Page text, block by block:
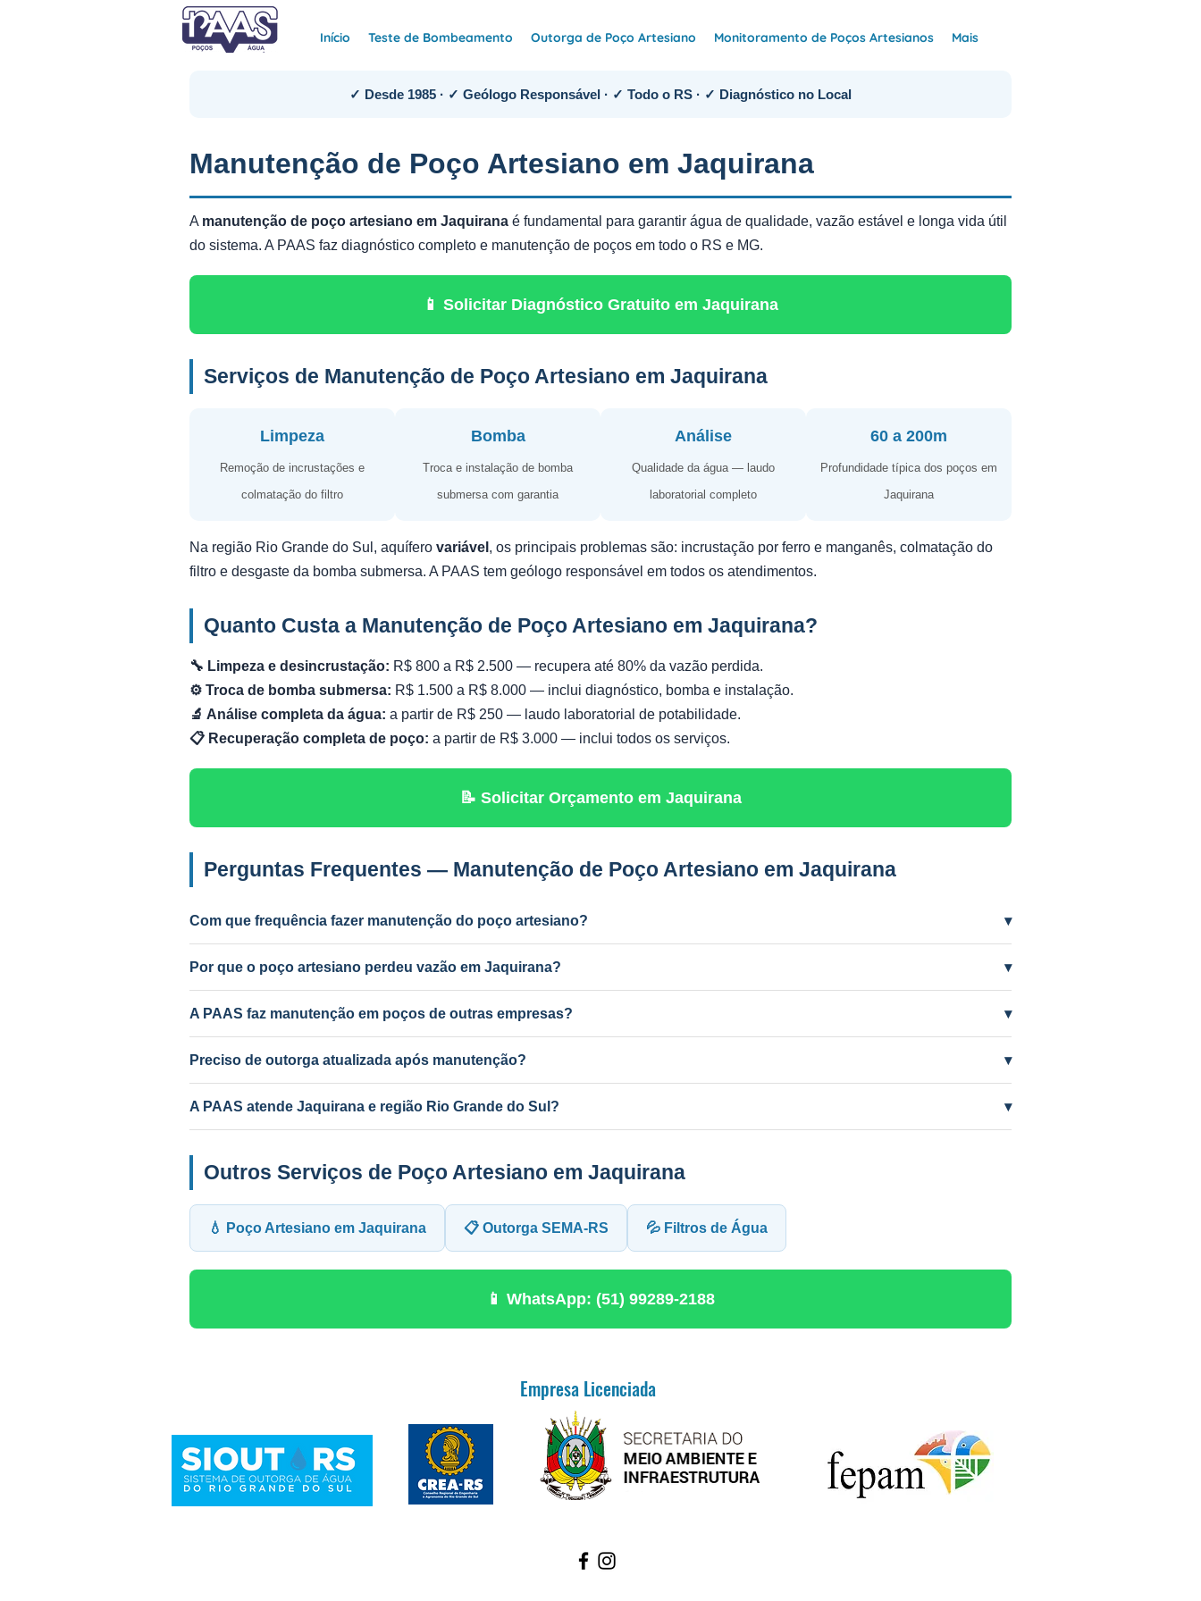
Início Teste de Bombeamento Outorga de Poço Artesiano Monitoramento de Poços Artesianos Mais
✓ Desde 1985 · ✓ Geólogo Responsável · ✓ Todo o RS · ✓ Diagnóstico no Local
Manutenção de Poço Artesiano em Jaquirana
A manutenção de poço artesiano em Jaquirana é fundamental para garantir água de qualidade, vazão estável e longa vida útil
do sistema. A PAAS faz diagnóstico completo e manutenção de poços em todo o RS e MG.
📱 Solicitar Diagnóstico Gratuito em Jaquirana
Serviços de Manutenção de Poço Artesiano em Jaquirana
Limpeza
Remoção de incrustações e
colmatação do filtro
Bomba
Troca e instalação de bomba
submersa com garantia
Análise
Qualidade da água — laudo
laboratorial completo
60 a 200m
Profundidade típica dos poços em
Jaquirana
Na região Rio Grande do Sul, aquífero variável , os principais problemas são: incrustação por ferro e manganês, colmatação do
filtro e desgaste da bomba submersa. A PAAS tem geólogo responsável em todos os atendimentos.
Quanto Custa a Manutenção de Poço Artesiano em Jaquirana?
🔧 Limpeza e desincrustação: R$ 800 a R$ 2.500 — recupera até 80% da vazão perdida.
⚙️ Troca de bomba submersa: R$ 1.500 a R$ 8.000 — inclui diagnóstico, bomba e instalação.
🔬 Análise completa da água: a partir de R$ 250 — laudo laboratorial de potabilidade.
📋 Recuperação completa de poço: a partir de R$ 3.000 — inclui todos os serviços.
📝 Solicitar Orçamento em Jaquirana
Perguntas Frequentes — Manutenção de Poço Artesiano em Jaquirana
Com que frequência fazer manutenção do poço artesiano?
▾
Anual para uso intenso (agrícola/industrial) e a cada 2 anos para uso residencial. Poços antigos podem precisar mais frequentemente.
Por que o poço artesiano perdeu vazão em Jaquirana?
▾
Causas mais comuns: incrustação por ferro e manganês, colmatação do filtro, bomba desgastada ou aquífero em nível baixo por seca. A
PAAS diagnostica e resolve.
A PAAS faz manutenção em poços de outras empresas?
▾
Sim! A PAAS faz diagnóstico e manutenção de qualquer poço artesiano em Jaquirana, independentemente de quem perfurou.
Preciso de outorga atualizada após manutenção?
▾
Depende do serviço. Troca de bomba com mudança de vazão pode exigir atualização no SEMA-RS. A PAAS orienta e cuida do processo.
A PAAS atende Jaquirana e região Rio Grande do Sul?
▾
Sim! Desde 1985, com geólogo responsável e equipe própria em todo o RS e MG.
Outros Serviços de Poço Artesiano em Jaquirana
💧 Poço Artesiano em Jaquirana 📋 Outorga SEMA-RS 💦 Filtros de Água
📱 WhatsApp: (51) 99289-2188
Empresa Licenciada